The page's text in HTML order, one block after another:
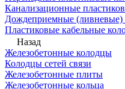
Канализационные
Дождеприемные (ливневые)
Пластиковые кабельные
Назад
Железобетонные колодцы
Колодцы сетей связи
Железобетонные плиты
Железобетонные кольца